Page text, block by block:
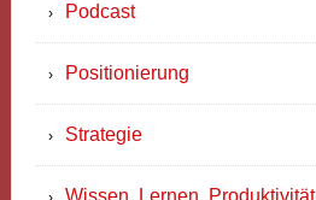
Podcast
Positionierung
Strategie
Wissen, Lernen, Produktivität